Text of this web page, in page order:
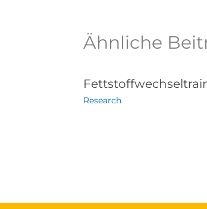
Ähnliche
Research